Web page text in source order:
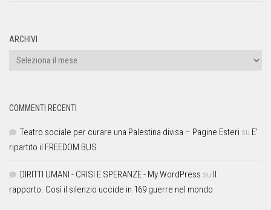
ARCHIVI
COMMENTI RECENTI
Teatro sociale per curare una Palestina divisa – Pagine Esteri su E’
ripartito il FREEDOM BUS
DIRITTI UMANI - CRISI E SPERANZE - My WordPress su Il
rapporto. Così il silenzio uccide in 169 guerre nel mondo